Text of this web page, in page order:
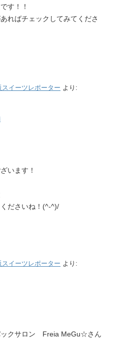
す！！
ればチェックしてみてくださ
スイーツレポーター より:
います！
ださいね！(^-^)/
スイーツレポーター より:
ックサロン Freia MeGu☆さん